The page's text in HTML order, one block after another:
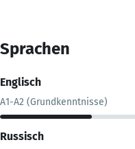
Sprachen
Englisch
A1-A2 (Grundkenntnisse)
Russisch